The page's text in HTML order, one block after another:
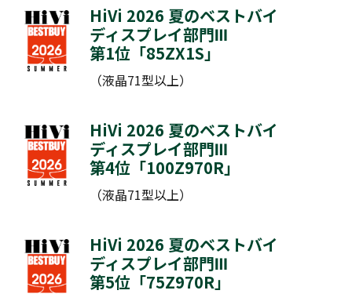
HiVi 2026 夏のベストバイ
ディスプレイ部門Ⅲ
第1位「85ZX1S」
（液晶71型以上）
HiVi 2026 夏のベストバイ
ディスプレイ部門Ⅲ
第4位「100Z970R」
（液晶71型以上）
HiVi 2026 夏のベストバイ
ディスプレイ部門Ⅲ
第5位「75Z970R」